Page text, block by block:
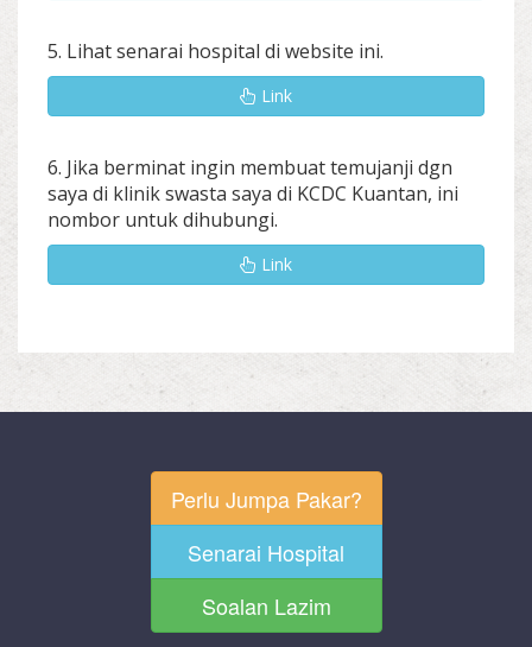
5. Lihat senarai hospital di website ini.
Link
6. Jika berminat ingin membuat temujanji dgn
saya di klinik swasta saya di KCDC Kuantan, ini
nombor untuk dihubungi.
Link
Perlu Jumpa Pakar?
Senarai Hospital
Soalan Lazim